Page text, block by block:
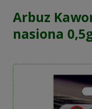
Arbuz
nasiona